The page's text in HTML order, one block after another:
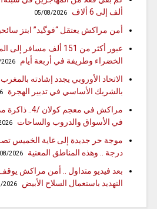
ألف إلى 6 ألاف
05/08/2026
أمن مراكش يعتقل “فوگيد” ابتز
عبور أكثر من 151 ألف
الخضراء وطريفة في أربعة أيام
الاتحاد الأوروبي يجدد إشادته
بالشريك الأساسي في تدبير الهجرة
مراكش في معجم
في الأسواق والدروب والساحات
درجة .. وهذه المناطق المعنية
2026
بعد فيديو متداول .. أمن مراكش
التهديد باستعمال السلاح الأبيض
2026